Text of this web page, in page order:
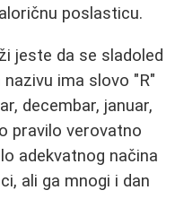
poslasticu.
jeste da se sladoled
ima slovo "R"
decembar, januar,
pravilo verovatno
adekvatnog načina
ali ga mnogi i dan